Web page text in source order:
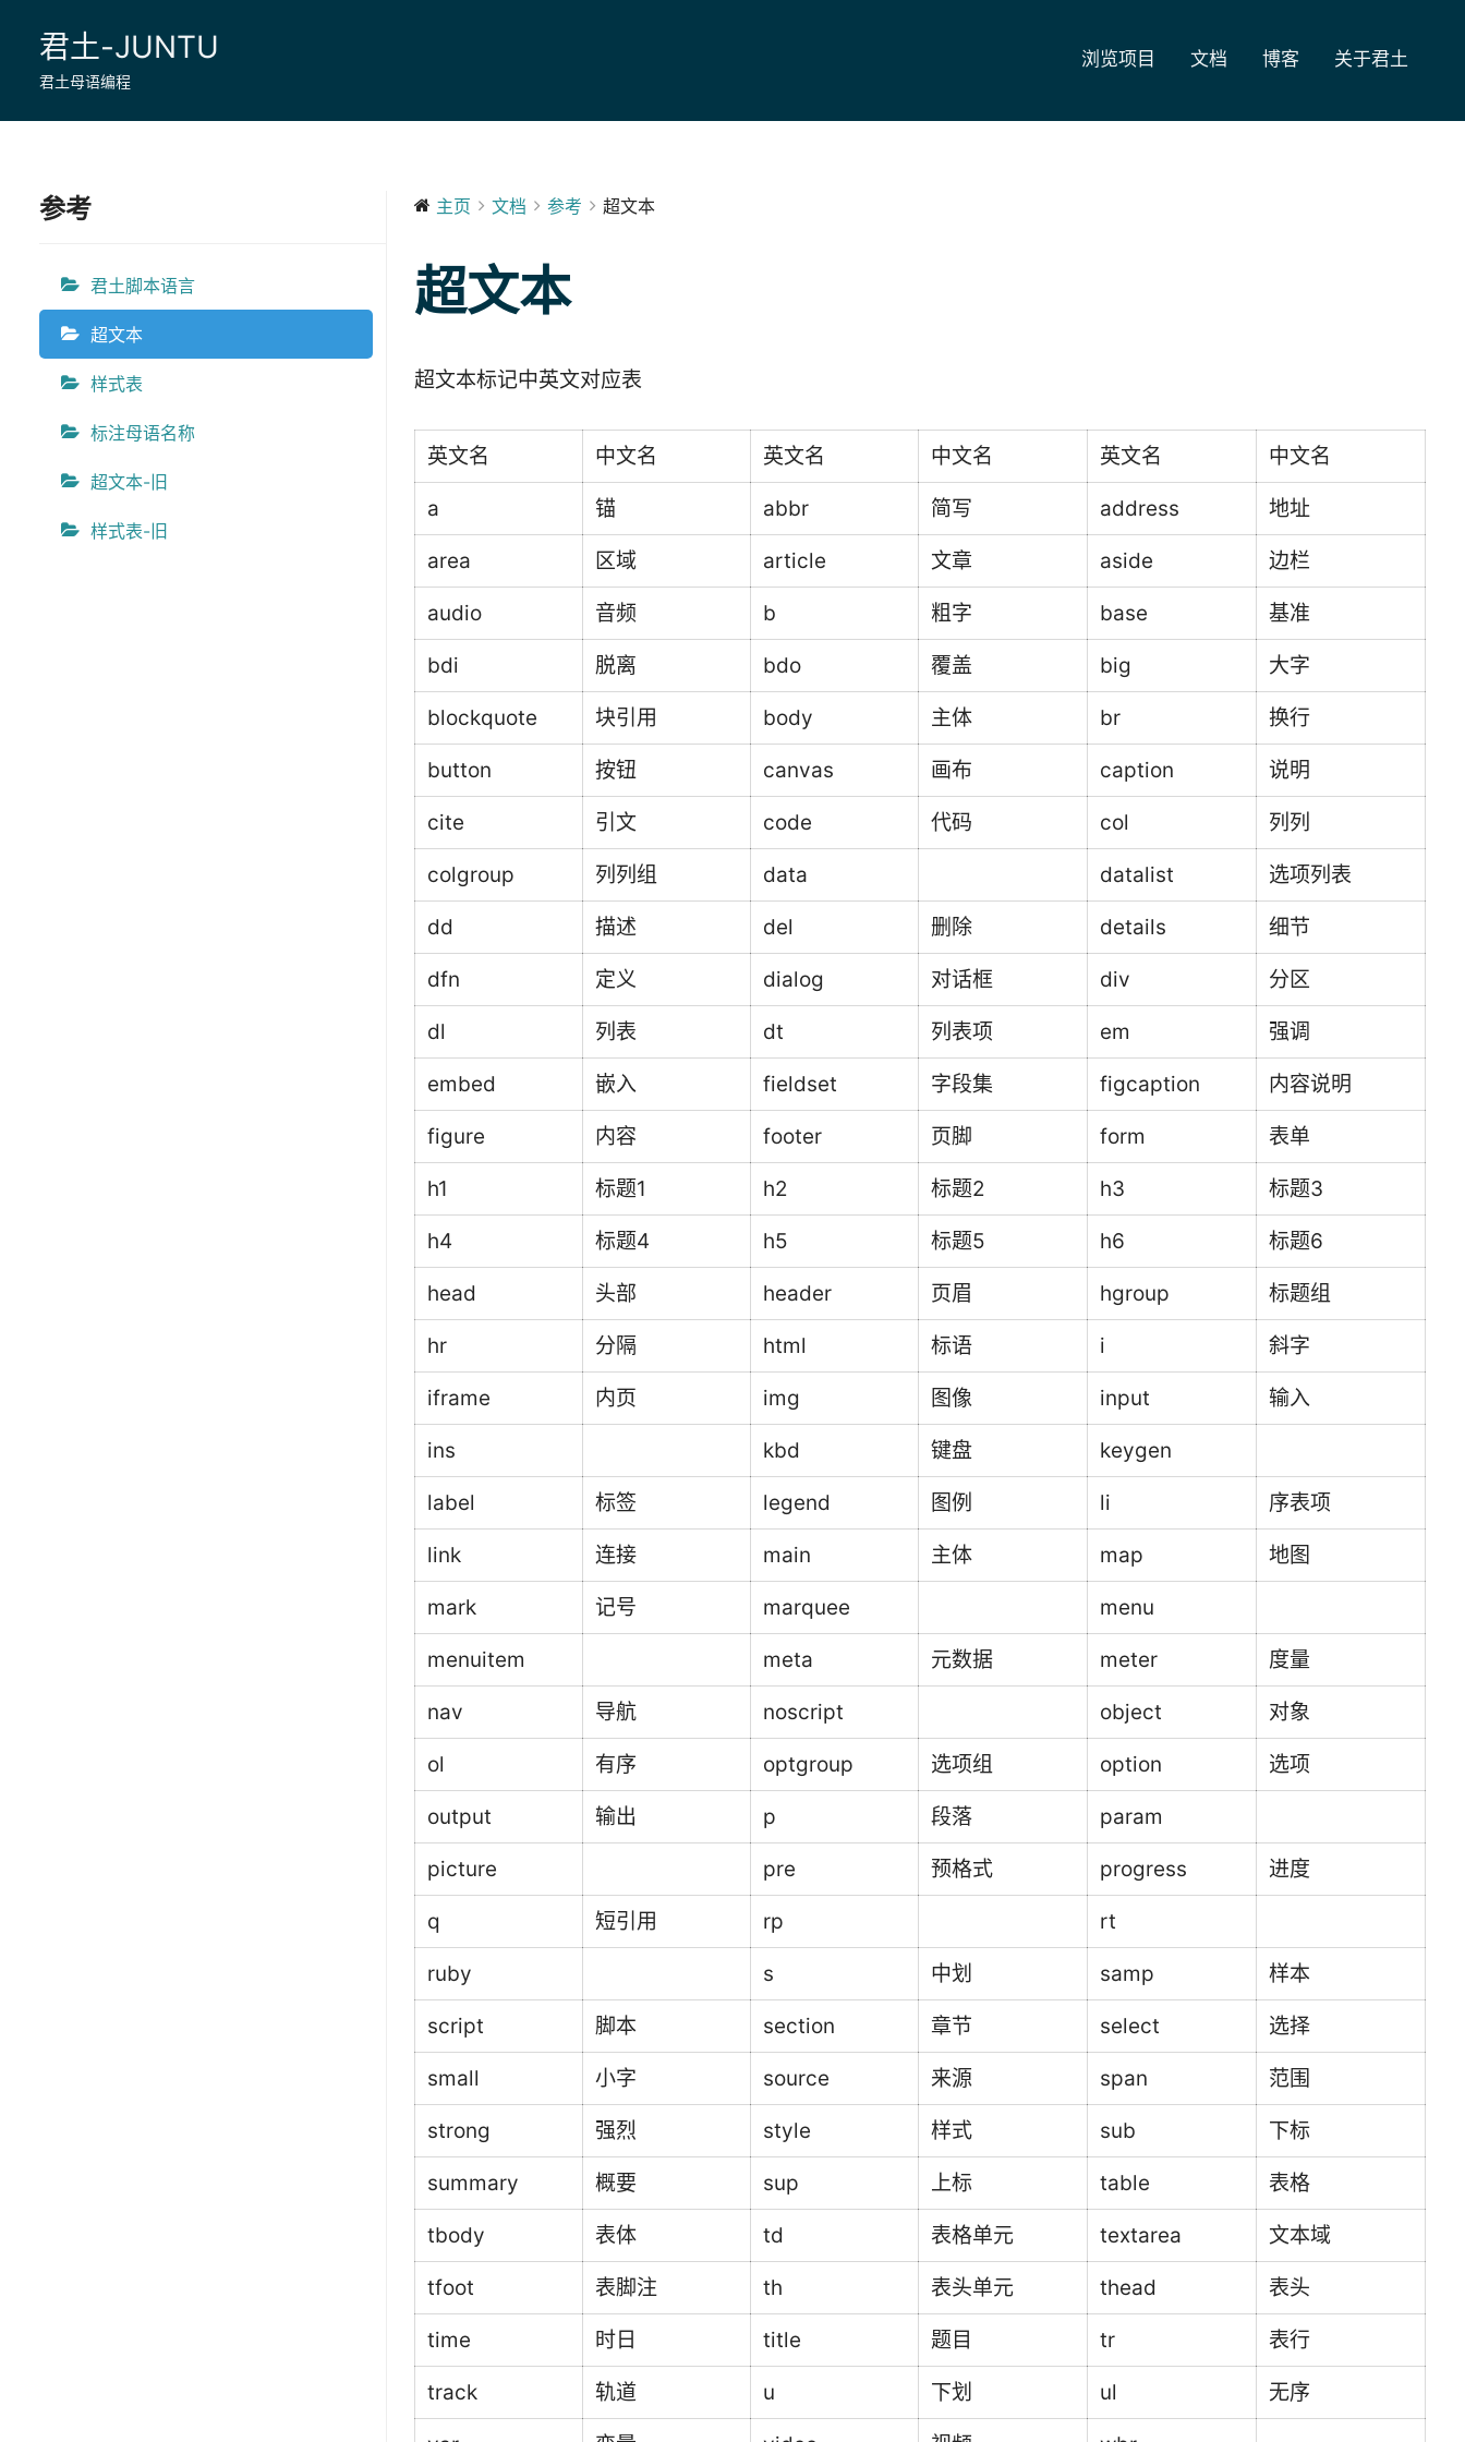
content
君土-JUNTU
君土母语编程
浏览项目 文档 博客 关于君土
参考
君土脚本语言
超文本
样式表
标注母语名称
超文本-旧
样式表-旧
主页 文档 参考 超文本
超文本
超文本标记中英文对应表
英文名 中文名 英文名 中文名 英文名 中文名
a 锚 abbr 简写 address 地址
area 区域 article 文章 aside 边栏
audio 音频 b 粗字 base 基准
bdi 脱离 bdo 覆盖 big 大字
blockquote 块引用 body 主体 br 换行
button 按钮 canvas 画布 caption 说明
cite 引文 code 代码 col 列列
colgroup 列列组 data datalist 选项列表
dd 描述 del 删除 details 细节
dfn 定义 dialog 对话框 div 分区
dl 列表 dt 列表项 em 强调
embed 嵌入 fieldset 字段集 figcaption 内容说明
figure 内容 footer 页脚 form 表单
h1 标题1 h2 标题2 h3 标题3
h4 标题4 h5 标题5 h6 标题6
head 头部 header 页眉 hgroup 标题组
hr 分隔 html 标语 i 斜字
iframe 内页 img 图像 input 输入
ins kbd 键盘 keygen
label 标签 legend 图例 li 序表项
link 连接 main 主体 map 地图
mark 记号 marquee menu
menuitem meta 元数据 meter 度量
nav 导航 noscript object 对象
ol 有序 optgroup 选项组 option 选项
output 输出 p 段落 param
picture pre 预格式 progress 进度
q 短引用 rp rt
ruby s 中划 samp 样本
script 脚本 section 章节 select 选择
small 小字 source 来源 span 范围
strong 强烈 style 样式 sub 下标
summary 概要 sup 上标 table 表格
tbody 表体 td 表格单元 textarea 文本域
tfoot 表脚注 th 表头单元 thead 表头
time 时日 title 题目 tr 表行
track 轨道 u 下划 ul 无序